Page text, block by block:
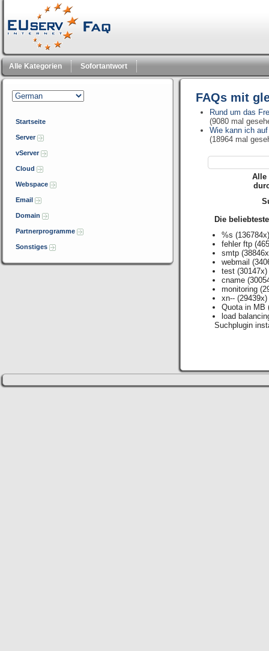
Alle Kategorien Sofortantwort
Startseite
Server
vServer
Cloud
Webspace
Email
Domain
Partnerprogramme
Sonstiges
FAQs mit
Rund um das
(9080 mal
Wie kann ich
(18964 mal
Alle
Die
%s
fehler ftp
smtp
webmail
test (30147x)
cname
monitoring
xn-- (29439x)
Quota in MB
load
Suchplugin